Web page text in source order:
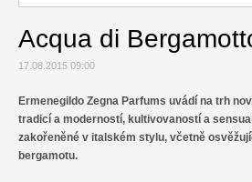
Acqua di
17.08.2015 09:00
Ermenegildo Zegna Parfums uvádí na trh
tradicí a moderností, kultivovaností a
zakořeněné v italském stylu, včetně
bergamotu.